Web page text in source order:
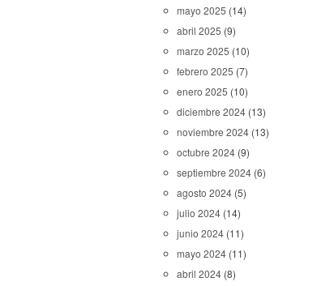
mayo 2025 (14)
abril 2025 (9)
marzo 2025 (10)
febrero 2025 (7)
enero 2025 (10)
diciembre 2024 (13)
noviembre 2024 (13)
octubre 2024 (9)
septiembre 2024 (6)
agosto 2024 (5)
julio 2024 (14)
junio 2024 (11)
mayo 2024 (11)
abril 2024 (8)